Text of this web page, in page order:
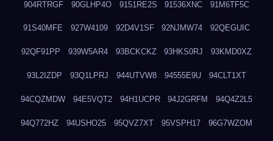
904RTRGF 90GLHP4O 9151RE2S 91536XNC 91M6TF5C
91S40MFE 927W4109 92D4V1SF 92NJMW74 92QEGUIC
92QF91PP 939W5AR4 93BCKCKZ 93HKS0RJ 93KMD0XZ
93L2IZDP 93Q1LPRJ 944UTVW8 94555E9U 94CLT1XT
94CQZMDW 94E5VQT2 94H1UCPR 94J2GRFM 94Q4Z2L5
94Q772HZ 94USHO25 95QVZ7XT 95VSPH17 96G7WZOM